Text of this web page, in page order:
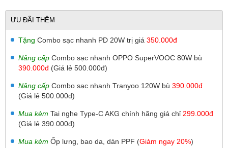
ƯU ĐÃI THÊM
Tặng Combo sạc nhanh PD 20W trị giá 350.000đ
Nâng cấp Combo sạc nhanh OPPO SuperVOOC 80W bù
390.000đ (Giá lẻ 500.000đ)
Nâng cấp Combo sạc nhanh Tranyoo 120W bù 390.000đ
(Giá lẻ 500.000đ)
Mua kèm Tai nghe Type-C AKG chính hãng giá chỉ 299.000đ
(Giá lẻ 390.000đ)
Mua kèm Ốp lưng, bao da, dán PPF (Giảm ngay 20%)